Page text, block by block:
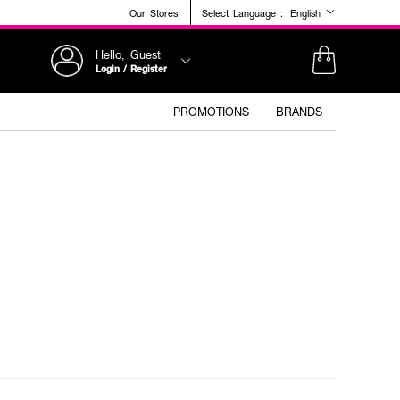
Our Stores Select Language : English
Hello, Guest
Login / Register
PROMOTIONS BRANDS